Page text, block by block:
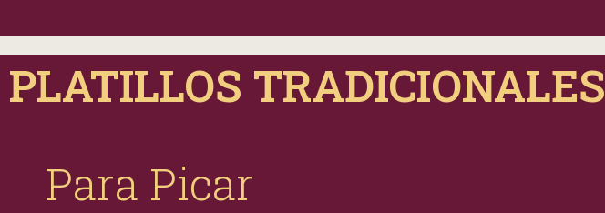
PLATILLOS TRADICIONALES
Para Picar